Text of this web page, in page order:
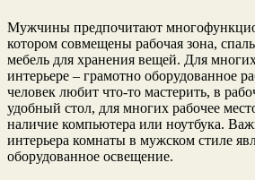
Мужчины предпочитают
котором совмещены рабочая зона,
мебель для хранения вещей. Для
интерьере – грамотно оборудованное
человек любит что-то мастерить, в
удобный стол, для многих рабочее
наличие компьютера или ноутбука.
интерьера комнаты в мужском стиле
оборудованное освещение.